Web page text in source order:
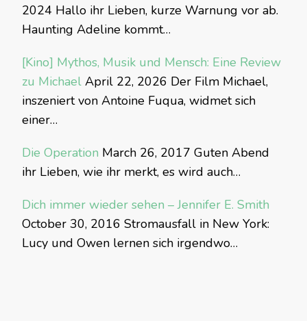
2024 Hallo ihr Lieben, kurze Warnung vor ab.
Haunting Adeline kommt…
[Kino] Mythos, Musik und Mensch: Eine Review
zu Michael April 22, 2026 Der Film Michael,
inszeniert von Antoine Fuqua, widmet sich
einer…
Die Operation March 26, 2017 Guten Abend
ihr Lieben, wie ihr merkt, es wird auch…
Dich immer wieder sehen – Jennifer E. Smith
October 30, 2016 Stromausfall in New York:
Lucy und Owen lernen sich irgendwo…